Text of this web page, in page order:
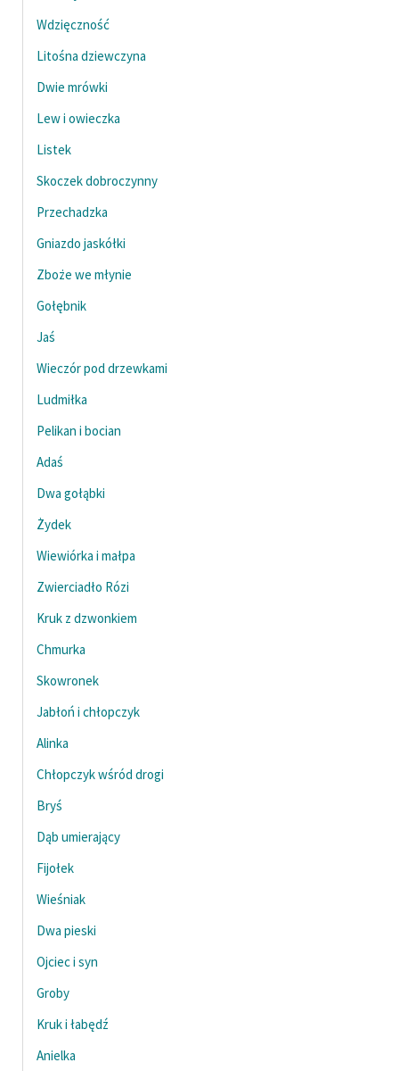
Wdzięczność
Litośna dziewczyna
Dwie mrówki
Lew i owieczka
Listek
Skoczek dobroczynny
Przechadzka
Gniazdo jaskółki
Zboże we młynie
Gołębnik
Jaś
Wieczór pod drzewkami
Ludmiłka
Pelikan i bocian
Adaś
Dwa gołąbki
Żydek
Wiewiórka i małpa
Zwierciadło Rózi
Kruk z dzwonkiem
Chmurka
Skowronek
Jabłoń i chłopczyk
Alinka
Chłopczyk wśród drogi
Bryś
Dąb umierający
Fijołek
Wieśniak
Dwa pieski
Ojciec i syn
Groby
Kruk i łabędź
Anielka